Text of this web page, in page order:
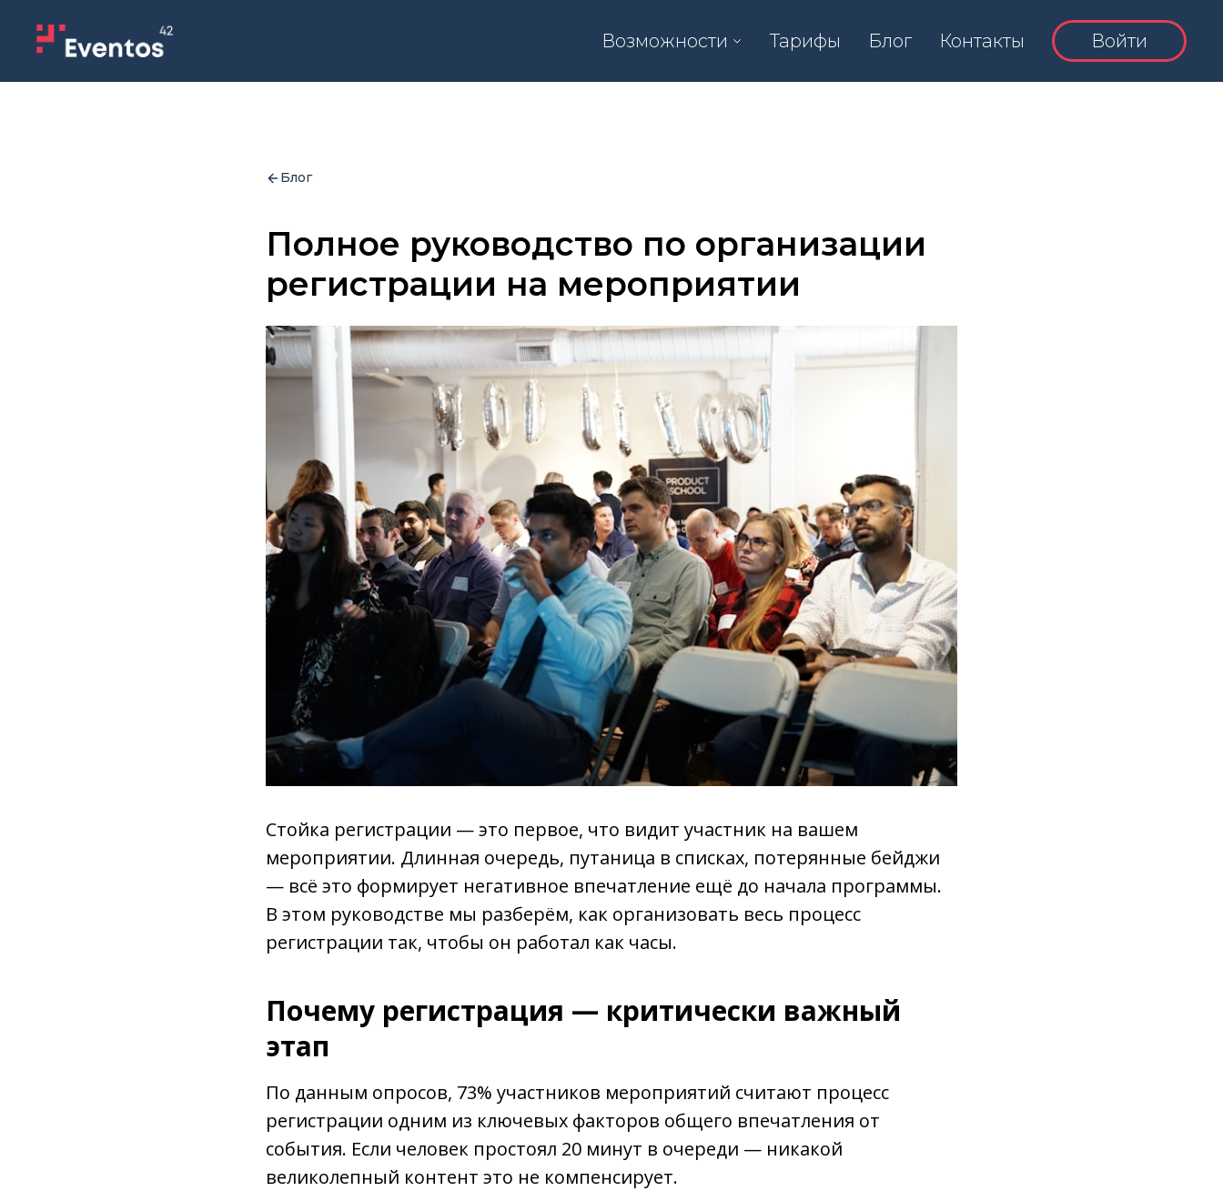
Возможности Тарифы Блог Контакты Войти
Блог
Полное руководство по организации
регистрации на мероприятии
Стойка регистрации — это первое, что видит участник на вашем
мероприятии. Длинная очередь, путаница в списках, потерянные бейджи
— всё это формирует негативное впечатление ещё до начала программы.
В этом руководстве мы разберём, как организовать весь процесс
регистрации так, чтобы он работал как часы.
Почему регистрация — критически важный
этап
По данным опросов, 73% участников мероприятий считают процесс
регистрации одним из ключевых факторов общего впечатления от
события. Если человек простоял 20 минут в очереди — никакой
великолепный контент это не компенсирует.